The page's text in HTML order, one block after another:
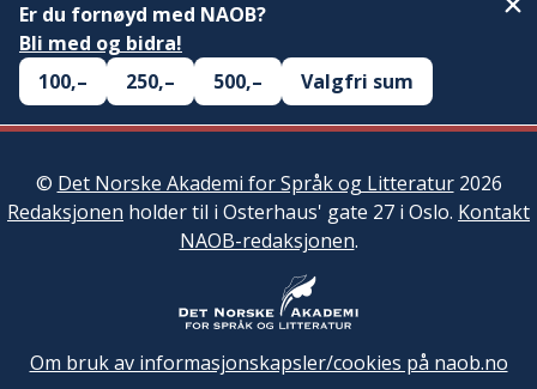
Er du fornøyd med NAOB?
Bli med og bidra!
100,–
250,– 500,– Valgfri sum
© Det Norske Akademi for Språk og Litteratur2026
Redaksjonen holder til i Osterhaus' gate 27 i Oslo. Kontakt
NAOB-redaksjonen.
Om bruk av informasjonskapsler/cookies på naob.no